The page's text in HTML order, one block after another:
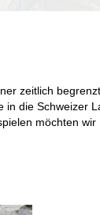
zeitlich
die Schweizer
möchten